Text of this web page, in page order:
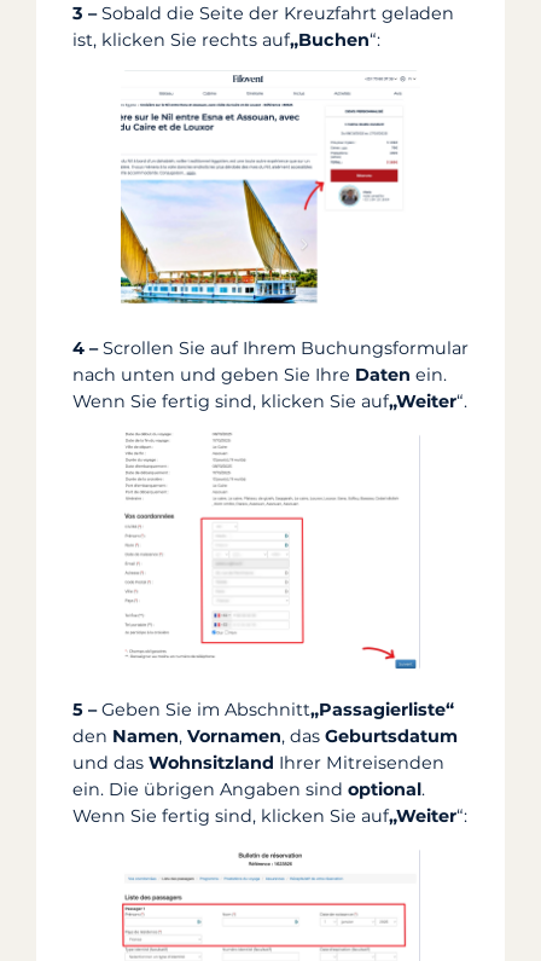
3 –Sobald die Seite der Kreuzfahrt geladen
ist, klicken Sie rechts auf„Buchen“:
4 –Scrollen Sie auf Ihrem Buchungsformular
nach unten und geben Sie Ihre Daten ein.
Wenn Sie fertig sind, klicken Sie auf„Weiter“.
5 –Geben Sie im Abschnitt„Passagierliste“
den Namen, Vornamen, das Geburtsdatum
und das Wohnsitzland Ihrer Mitreisenden
ein. Die übrigen Angaben sind optional.
Wenn Sie fertig sind, klicken Sie auf„Weiter“: